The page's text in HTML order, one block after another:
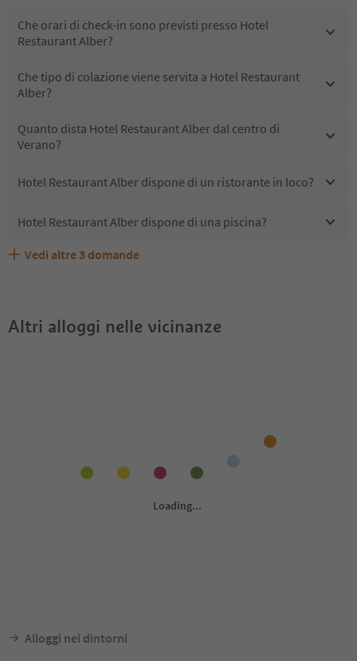
Che orari di check-in sono previsti presso Hotel
Restaurant Alber?
Che tipo di colazione viene servita a Hotel Restaurant
Alber?
Quanto dista Hotel Restaurant Alber dal centro di
Verano?
Hotel Restaurant Alber dispone di un ristorante in loco?
Hotel Restaurant Alber dispone di una piscina?
Hotel Restaurant Alber accetta animali domestici?
Quali servizi/attività sono disponibili presso Hotel
Gli ospiti di Hotel Restaurant Alber ricevono l'Alto Adige
Vedi altre 3 domande
Altri alloggi nelle vicinanze
Alloggi nei dintorni